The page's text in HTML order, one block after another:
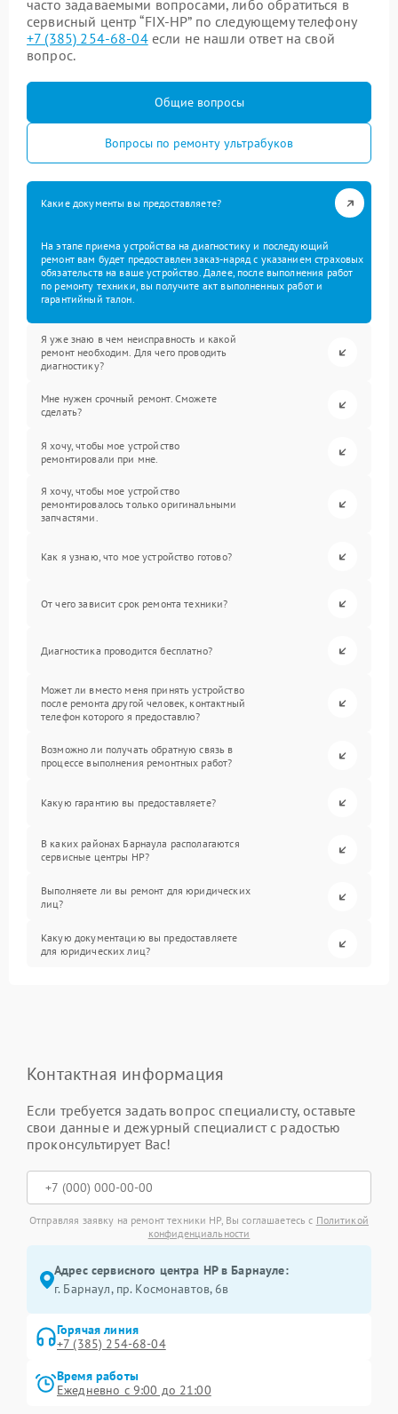
часто задаваемыми вопросами, либо обратиться в
сервисный центр “FIX-HP” по следующему телефону
+7 (385) 254-68-04если не нашли ответ на свой
вопрос.
Общие вопросы
Вопросы по ремонту ультрабуков
Какие документы вы предоставляете?
На этапе приема устройства на диагностику и последующий
ремонт вам будет предоставлен заказ-наряд с указанием страховых
обязательств на ваше устройство. Далее, после выполнения работ
по ремонту техники, вы получите акт выполненных работ и
гарантийный талон.
Я уже знаю в чем неисправность и какой
ремонт необходим. Для чего проводить
диагностику?
Мне нужен срочный ремонт. Сможете
сделать?
Я хочу, чтобы мое устройство
ремонтировали при мне.
Я хочу, чтобы мое устройство
ремонтировалось только оригинальными
запчастями.
Как я узнаю, что мое устройство готово?
От чего зависит срок ремонта техники?
Диагностика проводится бесплатно?
Может ли вместо меня принять устройство
после ремонта другой человек, контактный
телефон которого я предоставлю?
Возможно ли получать обратную связь в
процессе выполнения ремонтных работ?
Какую гарантию вы предоставляете?
В каких районах Барнаула располагаются
сервисные центры HP?
Выполняете ли вы ремонт для юридических
лиц?
Какую документацию вы предоставляете
для юридических лиц?
Контактная информация
Если требуется задать вопрос специалисту, оставьте
свои данные и дежурный специалист с радостью
проконсультирует Вас!
Отправляя заявку на ремонт техники HP, Вы соглашаетесь с Политикой
конфиденциальности
Адрес сервисного центра HP в Барнауле:
г. Барнаул, ​пр. Космонавтов, 6в
Горячая линия
+7 (385) 254-68-04
Время работы
Ежедневно с 9:00 до 21:00